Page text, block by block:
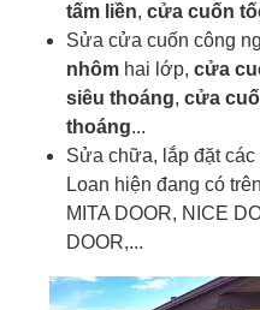
tấm liền, cửa cuốn
Sửa cửa cuốn công
nhôm hai lớp, cửa
siêu thoáng, cửa
thoáng...
Sửa chữa, lắp đặt các
Loan hiện đang có
MITA DOOR, NICE
DOOR,...